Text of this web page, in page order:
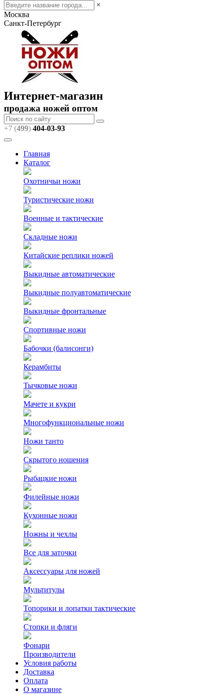
×
Москва
Санкт-Петербург
Интернет-магазин
продажа ножей оптом
+7 (499) 404-03-93
Главная
Каталог
Охотничьи ножи
Туристические ножи
Военные и тактические
Складные ножи
Китайские реплики ножей
Выкидные автоматические
Выкидные полуавтоматические
Выкидные фронтальные
Спортивные ножи
Бабочки (балисонги)
Керамбиты
Тычковые ножи
Мачете и кукри
Многофункциональные ножи
Ножи танто
Скрытого ношения
Рыбацкие ножи
Филейные ножи
Кухонные ножи
Ножны и чехлы
Все для заточки
Аксессуары для ножей
Мультитулы
Топорики и лопатки тактические
Стопки и фляги
Фонари
Производители
Условия работы
Доставка
Оплата
О магазине